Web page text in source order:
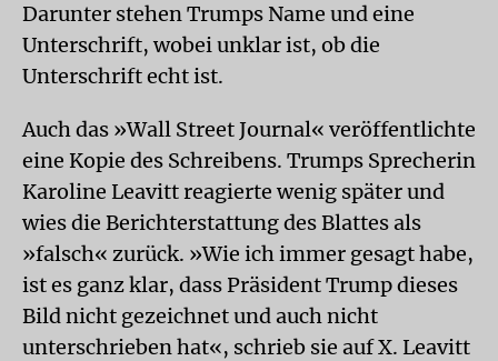
Darunter stehen Trumps Name und eine
Unterschrift, wobei unklar ist, ob die
Unterschrift echt ist.
Auch das »Wall Street Journal« veröffentlichte
eine Kopie des Schreibens. Trumps Sprecherin
Karoline Leavitt reagierte wenig später und
wies die Berichterstattung des Blattes als
»falsch« zurück. »Wie ich immer gesagt habe,
ist es ganz klar, dass Präsident Trump dieses
Bild nicht gezeichnet und auch nicht
unterschrieben hat«, schrieb sie auf X. Leavitt